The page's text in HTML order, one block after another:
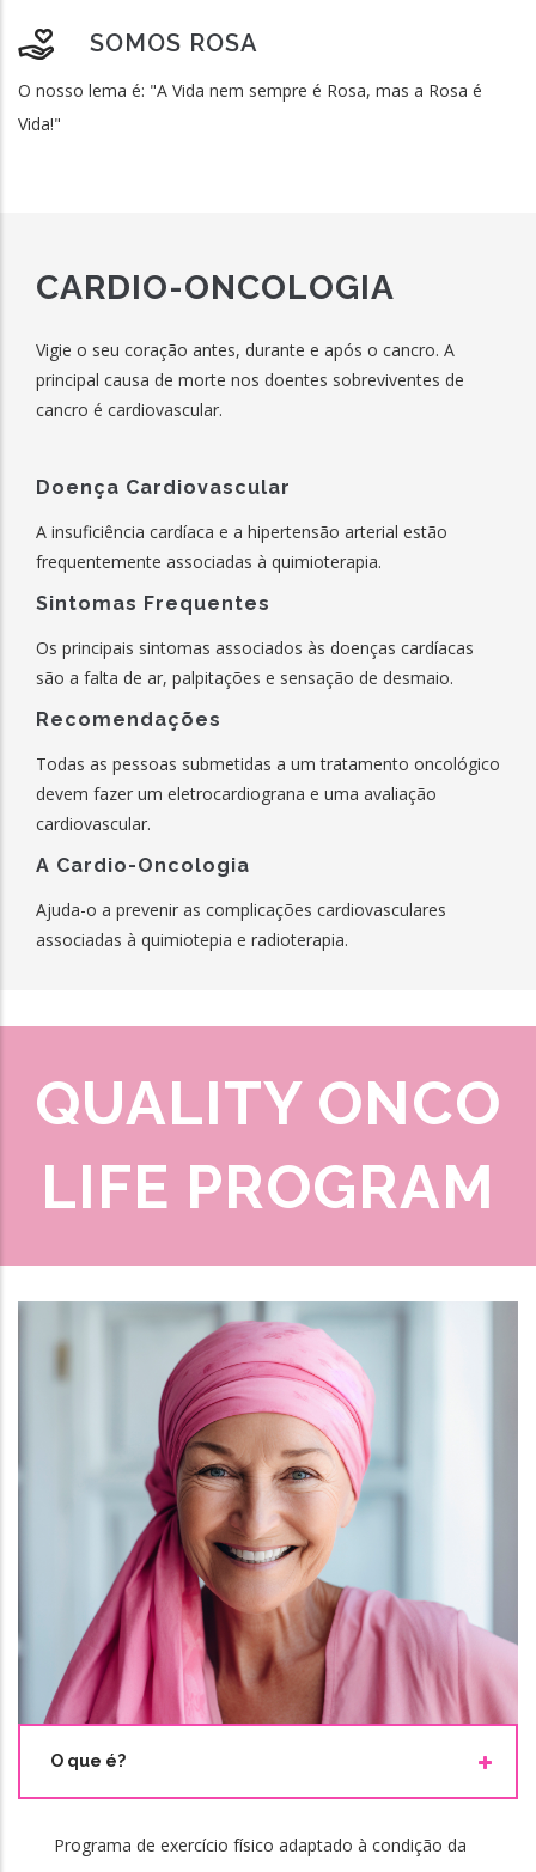
SOMOS ROSA
O nosso lema é: "A Vida nem sempre é Rosa, mas a Rosa é
Vida!"
CARDIO-ONCOLOGIA
Vigie o seu coração antes, durante e após o cancro. A
principal causa de morte nos doentes sobreviventes de
cancro é cardiovascular.
Doença Cardiovascular
A insuficiência cardíaca e a hipertensão arterial estão
frequentemente associadas à quimioterapia.
Sintomas Frequentes
Os principais sintomas associados às doenças cardíacas
são a falta de ar, palpitações e sensação de desmaio.
Recomendações
Todas as pessoas submetidas a um tratamento oncológico
devem fazer um eletrocardiograna e uma avaliação
cardiovascular.
A Cardio-Oncologia
Ajuda-o a prevenir as complicações cardiovasculares
associadas à quimiotepia e radioterapia.
QUALITY ONCO
LIFE PROGRAM
O que é?
Programa de exercício físico adaptado à condição da